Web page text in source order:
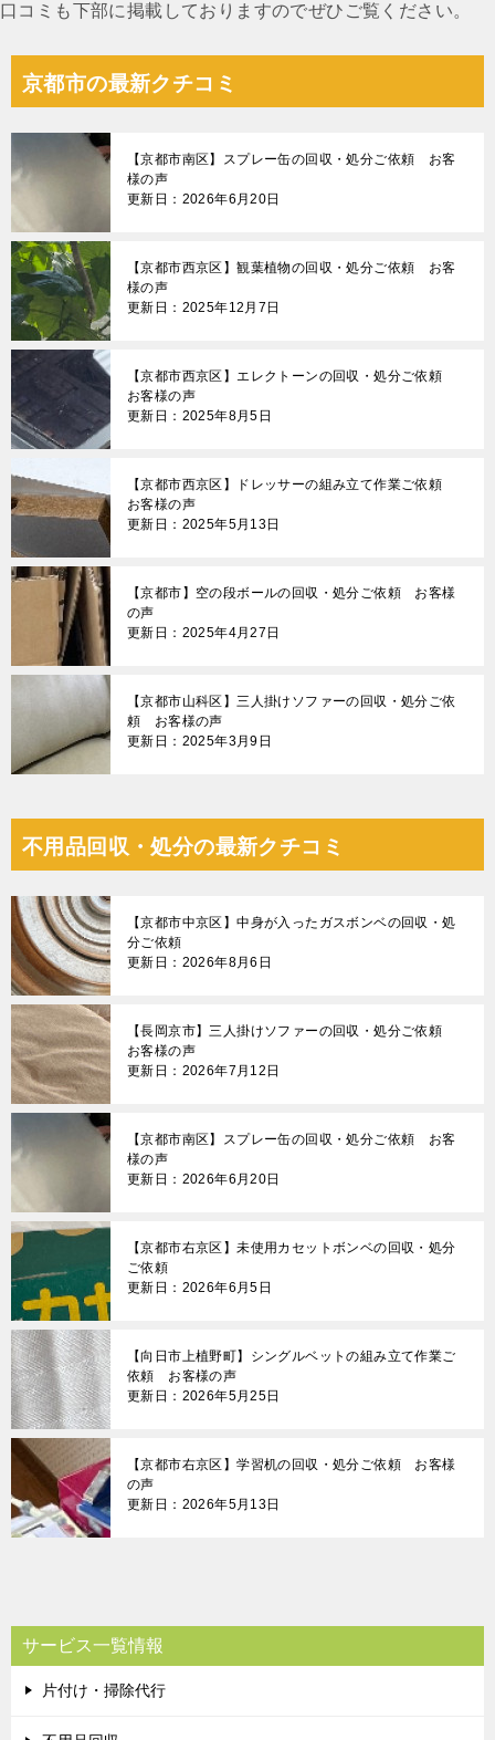
口コミも下部に掲載しておりますのでぜひご覧ください。
京都市の最新クチコミ
【京都市南区】スプレー缶の回収・処分ご依頼 お客
様の声
更新日：2026年6月20日
【京都市西京区】観葉植物の回収・処分ご依頼 お客
様の声
更新日：2025年12月7日
【京都市西京区】エレクトーンの回収・処分ご依頼
お客様の声
更新日：2025年8月5日
【京都市西京区】ドレッサーの組み立て作業ご依頼
お客様の声
更新日：2025年5月13日
【京都市】空の段ボールの回収・処分ご依頼 お客様
の声
更新日：2025年4月27日
【京都市山科区】三人掛けソファーの回収・処分ご依
頼 お客様の声
更新日：2025年3月9日
不用品回収・処分の最新クチコミ
【京都市中京区】中身が入ったガスボンベの回収・処
分ご依頼
更新日：2026年8月6日
【長岡京市】三人掛けソファーの回収・処分ご依頼
お客様の声
更新日：2026年7月12日
【京都市南区】スプレー缶の回収・処分ご依頼 お客
様の声
更新日：2026年6月20日
【京都市右京区】未使用カセットボンベの回収・処分
ご依頼
更新日：2026年6月5日
【向日市上植野町】シングルベットの組み立て作業ご
依頼 お客様の声
更新日：2026年5月25日
【京都市右京区】学習机の回収・処分ご依頼 お客様
の声
更新日：2026年5月13日
サービス一覧情報
片付け・掃除代行